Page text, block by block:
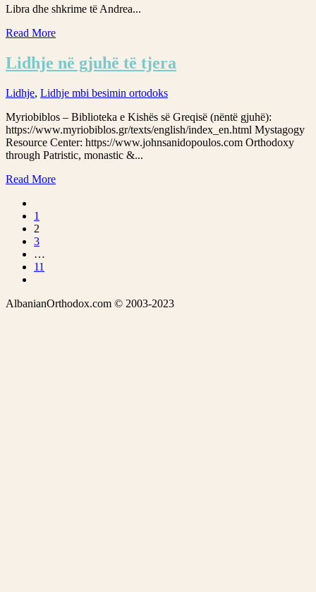
Libra dhe shkrime të Andrea...
Read More
Lidhje në gjuhë të tjera
Lidhje, Lidhje mbi besimin ortodoks
Myriobiblos – Biblioteka e Kishës së Greqisë (nëntë gjuhë):
https://www.myriobiblos.gr/texts/english/index_en.html Mystagogy
Resource Center: https://www.johnsanidopoulos.com Orthodoxy
through Patristic, monastic &...
Read More
1
2
3
…
11
AlbanianOrthodox.com © 2003-2023